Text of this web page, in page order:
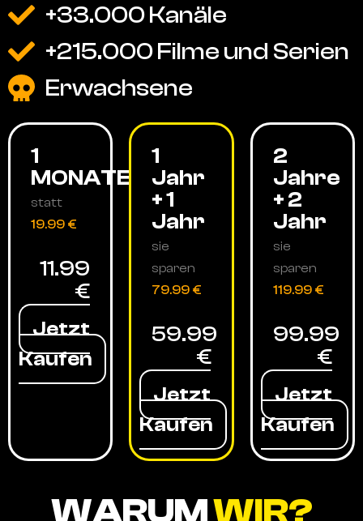
+33.000 Kanäle
+215.000 Filme und Serien
Erwachsene
1
MONATE
statt
19.99 €
11.99
€
Jetzt
Kaufen
1
Jahr
+ 1
Jahr
sie
sparen
79.99 €
59.99
€
Jetzt
Kaufen
2
Jahre
+ 2
Jahr
sie
sparen
119.99 €
99.99
€
Jetzt
Kaufen
WARUMWIR?